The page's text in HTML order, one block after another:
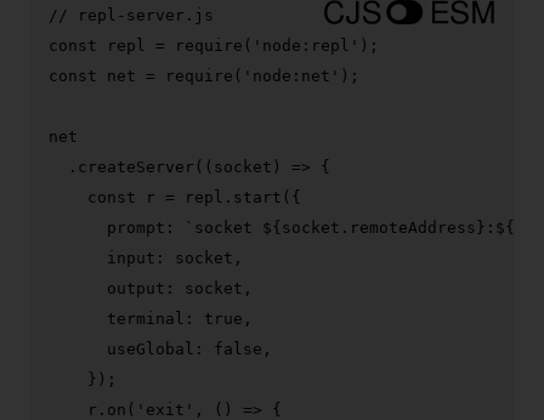
// repl-server.js
const repl = require ( 'node:repl'
const net = require ( 'node:net' );
net
  .
createServer ( ( socket ) => {
const r = repl. start ({
prompt : `socket ${socket.remoteAddress} :
input : socket,
output : socket,
terminal : true ,
useGlobal : false ,
    });
    r.
on ( 'exit' , () => {